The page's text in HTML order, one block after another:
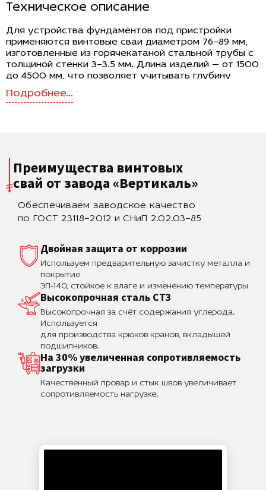
Техническое описание
Для устройства фундаментов под пристройки
применяются винтовые сваи диаметром 76–89 мм,
изготовленные из горячекатаной стальной трубы с
толщиной стенки 3–3.5 мм. Длина изделий — от 1500
до 4500 мм, что позволяет учитывать глубину
промерзания и особенности грунта. Лопасть
диаметром 250 мм обеспечивает надежное
Назначение и условия применения
Сваи данного типоразмера применяются для
возведения фундаментов пристроек к жилым и
хозяйственным зданиям, включая веранды,
нагрузок от легких и среднетяжелых каркасных
конструкций. Лопасть диаметром 250 мм
обеспечивает устойчивость в песчаных, глинистых
и смешанных грунтах, а также на участках с
сезонными подвижками почвы.
Монтаж и технология установки
Монтаж свай выполняется завинчиванием в грунт
до проектной глубины с обязательным контролем
вертикальности. После выравнивания по уровню
возможно заполнение ствола бетоном для
увеличения жесткости. На оголовки монтируется
обвязка из металлического профиля или
службы.
Преимущества винтовых
свай от завода «Вертикаль»
Обеспечиваем заводское качество
по ГОСТ 23118–2012 и СНиП 2.02.03–85
Двойная защита от коррозии
Используем предварительную зачистку металла и
покрытие
ЭП-140, стойкое к влаге и изменению температуры
Высокопрочная сталь СТЗ
Высокопрочная за счёт содержания углерода.
Используется
для производства крюков кранов, вкладышей
подшипников.
На 30% увеличенная сопротивляемость
загрузки
Качественный провар и стык швов увеличивает
сопротивляемость нагрузке.